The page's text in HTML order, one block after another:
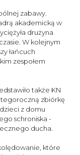
zabawy.
akademicką w
drużyna
W kolejnym
łańcuch
zespołem
także KN
zbiórkę
z domu
schroniska -
ducha.
które